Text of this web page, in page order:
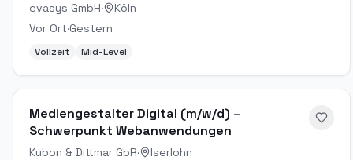
evasys GmbH·
Köln
Vor Ort·Gestern
Vollzeit Mid-Level
Mediengestalter Digital (m/w/d) –
Schwerpunkt Webanwendungen
Kubon & Dittmar GbR·
Iserlohn